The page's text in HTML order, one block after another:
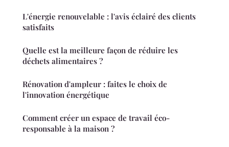
L'énergie renouvelable : l'avis éclairé des clients
satisfaits
Quelle est la meilleure façon de réduire les
déchets alimentaires ?
Rénovation d'ampleur : faites le choix de
l'innovation énergétique
Comment créer un espace de travail éco-
responsable à la maison ?